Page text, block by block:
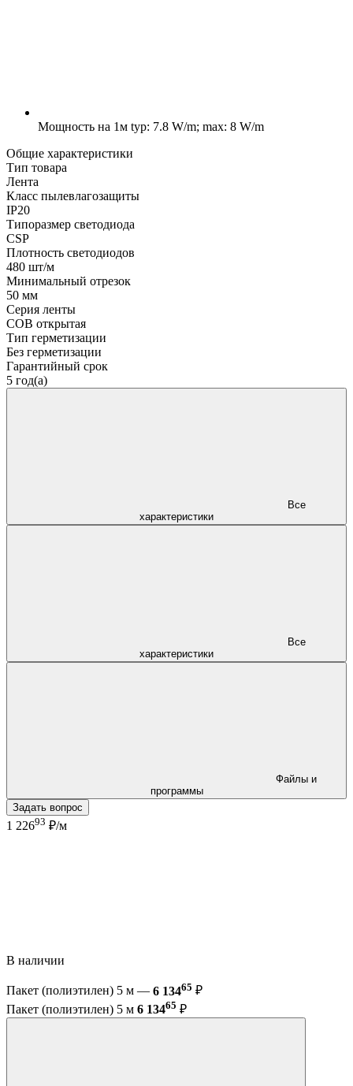
Мощность на 1м typ: 7.8 W/m; max: 8 W/m
Общие характеристики
Тип товара
Лента
Класс пылевлагозащиты
IP20
Типоразмер светодиода
CSP
Плотность светодиодов
480 шт/м
Минимальный отрезок
50 мм
Серия ленты
COB открытая
Тип герметизации
Без герметизации
Гарантийный срок
5 год(а)
характеристики
характеристики
программы
Задать вопрос
1 22693 ₽/м
В наличии
Пакет (полиэтилен) 5 м — 6 13465 ₽
Пакет (полиэтилен) 5 м 6 13465 ₽